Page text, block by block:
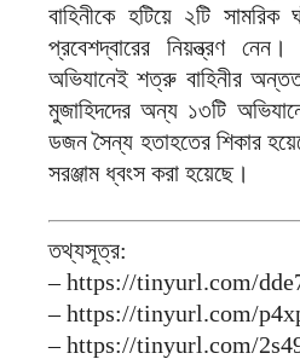
বাহিনীকে হটিয়ে ২টি সামরিক
প্রবেশদ্বারের নিয়ন্ত্রণ
অভিযানেই শত্রু বাহিনীর
মুজাহিদদের অন্য ১৩টি
ডজন সৈন্য হতাহতের শিকার
সরঞ্জাম ধ্বংস করা হয়েছে।
তথ্যসূত্র:
– https://tinyurl.com/
– https://tinyurl.com/
– https://tinyurl.com/